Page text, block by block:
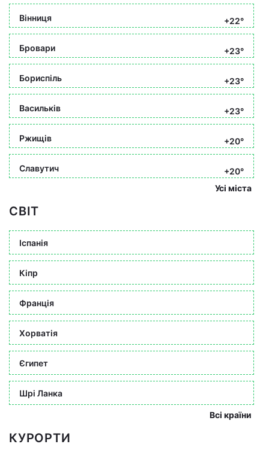
Вінниця +22°
Бровари +23°
Бориспіль +23°
Васильків +23°
Ржищів +20°
Славутич
+20°
Усі міста
СВІТ
Іспанія
Кіпр
Франція
Хорватія
Єгипет
Шрі Ланка
Всі країни
КУРОРТИ